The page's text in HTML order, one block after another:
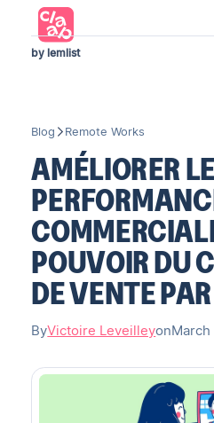
by lemlist
Blog Remote Works
AMÉLIORER
POUVOIR DU
DE VENTE
ByVictoire Leveilleyon